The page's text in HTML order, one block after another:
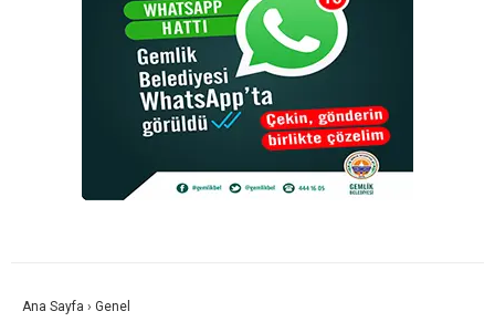
Ana Sayfa › Genel